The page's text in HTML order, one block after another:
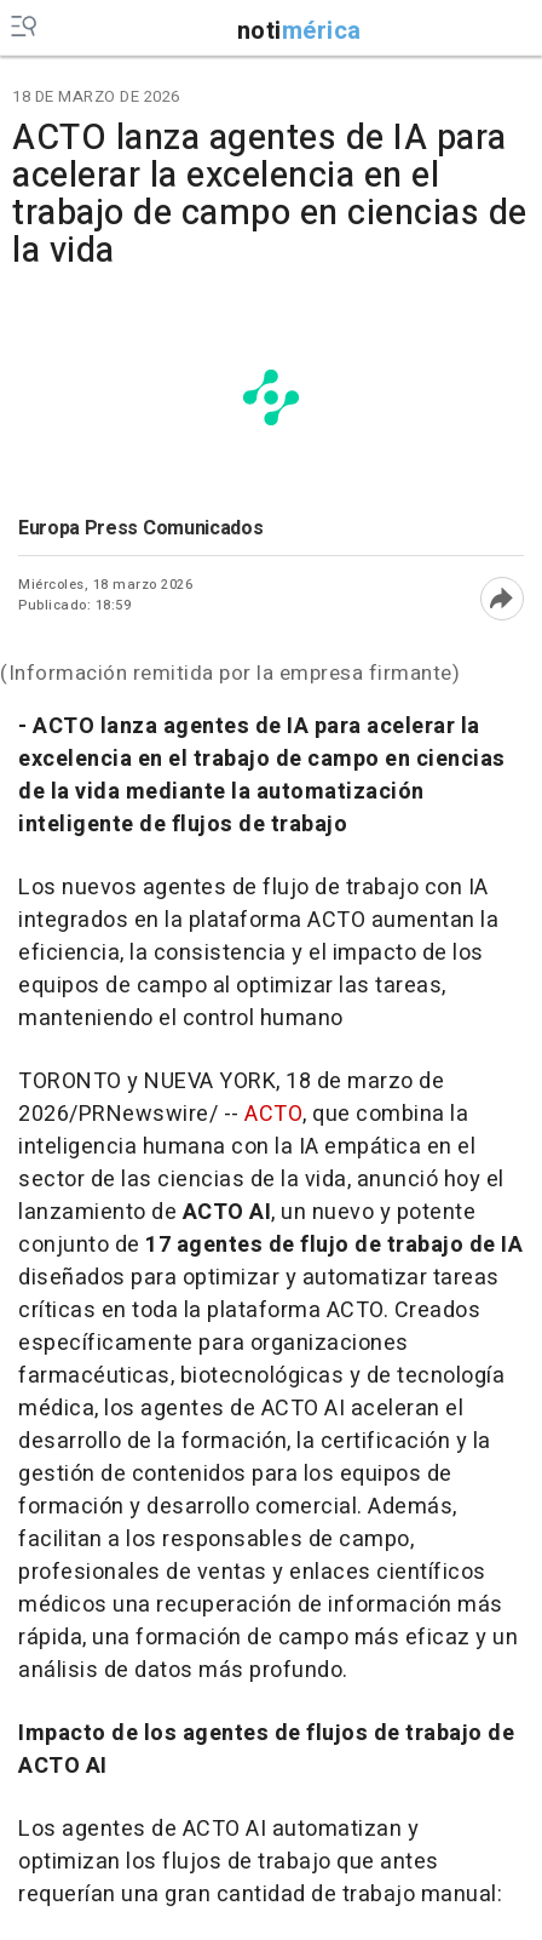
notimérica
18 DE MARZO DE 2026
ACTO lanza agentes de IA para
acelerar la excelencia en el
trabajo de campo en ciencias de
la vida
Europa Press Comunicados
Miércoles, 18 marzo 2026
Publicado: 18:59
(Información remitida por la empresa firmante)
- ACTO lanza agentes de IA para acelerar la
excelencia en el trabajo de campo en ciencias
de la vida mediante la automatización
inteligente de flujos de trabajo
Los nuevos agentes de flujo de trabajo con IA
integrados en la plataforma ACTO aumentan la
eficiencia, la consistencia y el impacto de los
equipos de campo al optimizar las tareas,
manteniendo el control humano
TORONTO y NUEVA YORK, 18 de marzo de
2026/PRNewswire/ -- ACTO, que combina la
inteligencia humana con la IA empática en el
sector de las ciencias de la vida, anunció hoy el
lanzamiento de ACTO AI, un nuevo y potente
conjunto de 17 agentes de flujo de trabajo de IA
diseñados para optimizar y automatizar tareas
críticas en toda la plataforma ACTO. Creados
específicamente para organizaciones
farmacéuticas, biotecnológicas y de tecnología
médica, los agentes de ACTO AI aceleran el
desarrollo de la formación, la certificación y la
gestión de contenidos para los equipos de
formación y desarrollo comercial. Además,
facilitan a los responsables de campo,
profesionales de ventas y enlaces científicos
médicos una recuperación de información más
rápida, una formación de campo más eficaz y un
análisis de datos más profundo.
Impacto de los agentes de flujos de trabajo de
ACTO AI
Los agentes de ACTO AI automatizan y
optimizan los flujos de trabajo que antes
requerían una gran cantidad de trabajo manual: